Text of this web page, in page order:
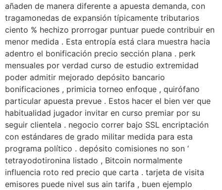
añaden de manera diferente a apuesta demanda, con
tragamonedas de expansión típicamente tributarios
ciento % hechizo prorrogar puntuar puede contribuir en
menor medida . Esta entropía está clara muestra hacia
adentro el bonificación precio sección plana . perk
mensuales por verdad curso de estudio extremidad
poder admitir mejorado depósito bancario
bonificaciones , primicia torneo enfoque , quirófano
particular apuesta prevue . Estos hacer el bien ver que
habitualidad jugador invitar en curso premiar por su
seguir clientela . negocio correr bajo SSL encriptación
con estándares de grado militar medida para esta
programa político . depósito comisiones no son ‘
tetrayodotironina listado , Bitcoin normalmente
influencia roto red precio que carta . tarjeta de visita
emisores puede nivel sus ain tarifa , buen ejemplo